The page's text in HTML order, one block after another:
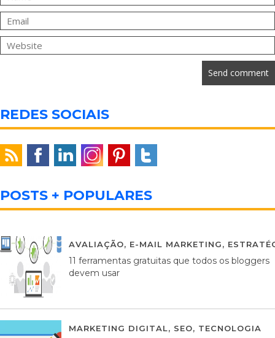
REDES SOCIAIS
POSTS + POPULARES
AVALIAÇÃO, E-MAIL MARKETING,
11 ferramentas gratuitas que todos os bloggers
devem usar
MARKETING DIGITAL, SEO, TECNOLOGIA